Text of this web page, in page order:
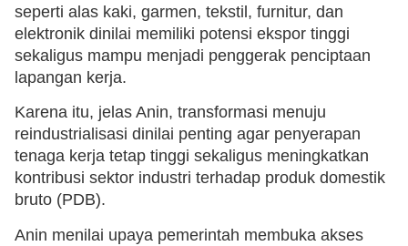
seperti alas kaki, garmen, tekstil, furnitur, dan
elektronik dinilai memiliki potensi ekspor tinggi
sekaligus mampu menjadi penggerak penciptaan
lapangan kerja.
Karena itu, jelas Anin, transformasi menuju
reindustrialisasi dinilai penting agar penyerapan
tenaga kerja tetap tinggi sekaligus meningkatkan
kontribusi sektor industri terhadap produk domestik
bruto (PDB).
Anin menilai upaya pemerintah membuka akses